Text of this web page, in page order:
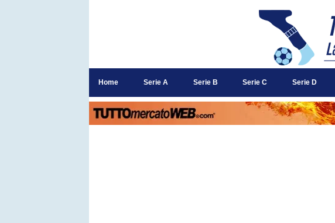
Home Serie A Serie B Serie C Serie D